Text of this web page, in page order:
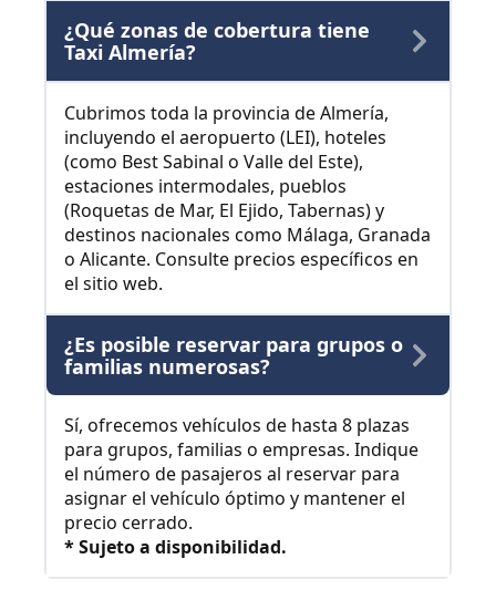
¿Qué zonas de cobertura tiene
Taxi Almería?
Cubrimos toda la provincia de Almería,
incluyendo el aeropuerto (LEI), hoteles
(como Best Sabinal o Valle del Este),
estaciones intermodales, pueblos
(Roquetas de Mar, El Ejido, Tabernas) y
destinos nacionales como Málaga, Granada
o Alicante. Consulte precios específicos en
el sitio web.
¿Es posible reservar para grupos o
familias numerosas?
Sí, ofrecemos vehículos de hasta 8 plazas
para grupos, familias o empresas. Indique
el número de pasajeros al reservar para
asignar el vehículo óptimo y mantener el
precio cerrado.
* Sujeto a disponibilidad.